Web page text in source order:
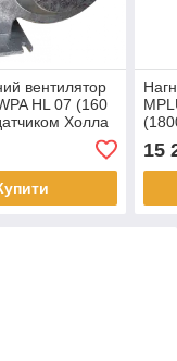
вентилятор
HL 07 (160
Холла
15